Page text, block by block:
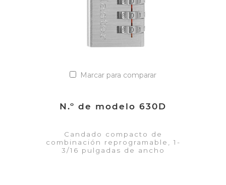
Marcar para comparar
N.º de modelo 630D
Candado compacto de
combinación reprogramable, 1-
3/16 pulgadas de ancho